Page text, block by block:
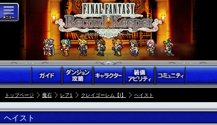
トップページ 魔石 レア1 クレイゴーレム【I】 ヘイスト
ヘイスト